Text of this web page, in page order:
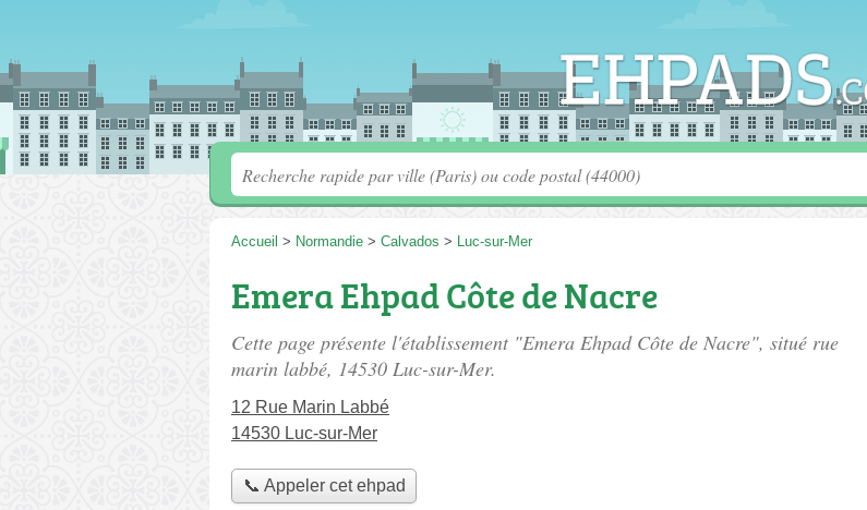
Accueil > Normandie > Calvados > Luc-sur-Mer
Emera Ehpad Côte de Nacre
Cette page présente l'établissement "Emera Ehpad Côte de Nacre", situé rue
marin labbé, 14530 Luc-sur-Mer.
12 Rue Marin Labbé
14530 Luc-sur-Mer
📞 Appeler cet ehpad